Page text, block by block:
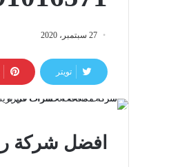
27 سبتمبر، 2020
تويتر
افضل شركة رش مبيدات